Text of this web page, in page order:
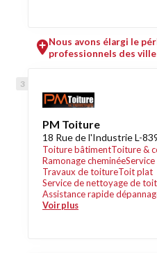
Nous avons élargi le
professionnels des
PM Toiture
18 Rue de l'Industrie L-
Toiture bâtimentToiture &
Ramonage cheminée
Travaux de toitureToit plat
Service de nettoyage de
Assistance rapide
Voir plus